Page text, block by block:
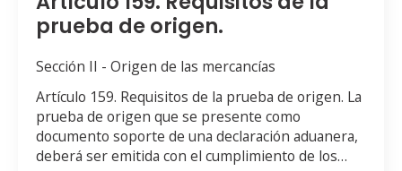
prueba de origen.
Sección II - Origen de las mercancías
Artículo 159. Requisitos de la prueba de origen. La
prueba de origen que se presente como
documento soporte de una declaración aduanera,
deberá ser emitida con el cumplimiento de los…